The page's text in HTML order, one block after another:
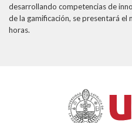
desarrollando competencias de
de la gamificación, se presentará
horas.